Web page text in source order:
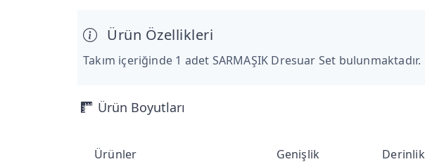
Ürün Özellikleri
Takım içeriğinde 1 adet SARMAŞIK Dresuar Set bulunmaktadır.
Ürün Boyutları
Ürünler Genişlik Derinlik